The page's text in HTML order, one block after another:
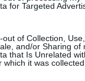
for Targeted
of Collection, Use,
and/or Sharing of
that Is Unrelated
which it was collected.